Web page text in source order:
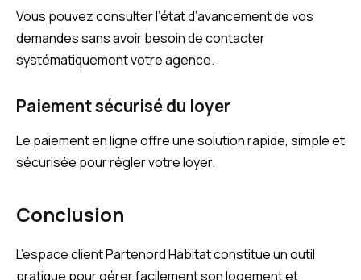
Vous pouvez consulter l’état d’avancement de vos
demandes sans avoir besoin de contacter
systématiquement votre agence.
Paiement sécurisé du loyer
Le paiement en ligne offre une solution rapide, simple et
sécurisée pour régler votre loyer.
Conclusion
L’espace client Partenord Habitat constitue un outil
pratique pour gérer facilement son logement et